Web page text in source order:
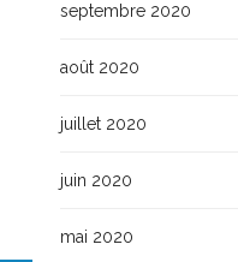
septembre 2020
août 2020
juillet 2020
juin 2020
mai 2020